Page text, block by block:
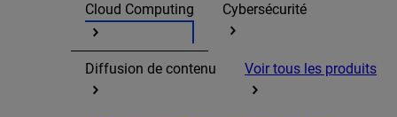
Cloud Computing
Cybersécurité
Diffusion de contenu Voir tous les produits